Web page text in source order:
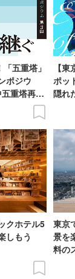
五重塔」
ポジウ
重塔再建
【
ポッ
隠れ
クホテル5
しもう
東京
景を
料の